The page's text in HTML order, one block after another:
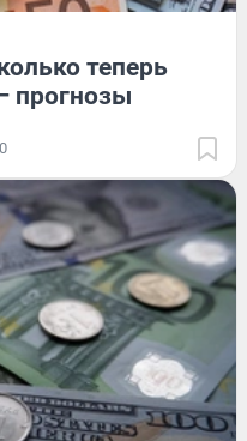
теперь
прогнозы